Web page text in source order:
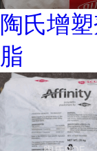
陶氏增
脂